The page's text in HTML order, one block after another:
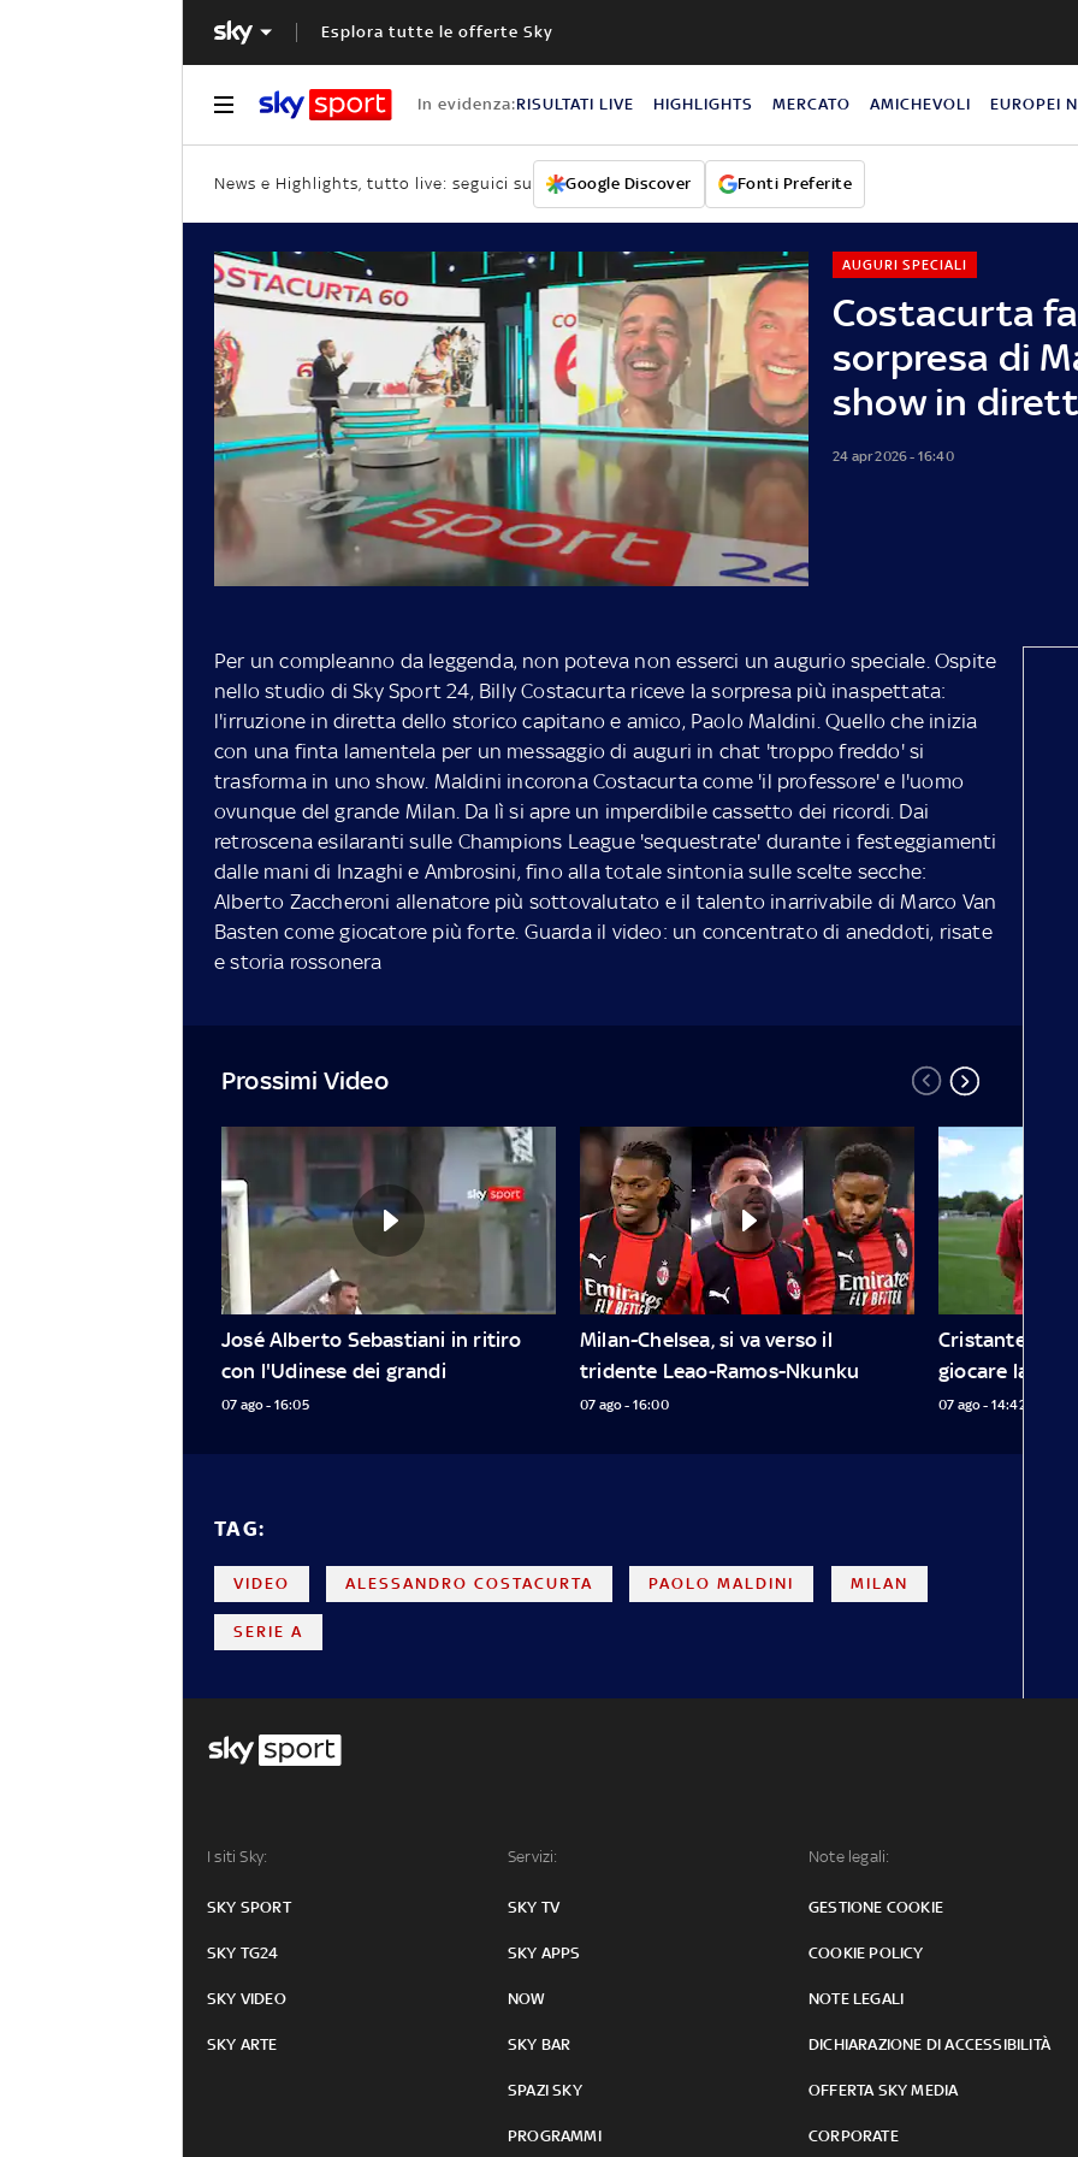
Esplora tutte le offerte Sky
In evidenza:RISULTATI LIVE HIGHLIGHTS MERCATO AMICHEVOLI EUROPEI
News e Highlights, tutto live: seguici su Google Discover Fonti Preferite
Costacurta
sorpresa di
show in
AUGURI SPECIALI
24 apr 2026 - 16:40
Per un compleanno da leggenda, non poteva non esserci un augurio speciale. Ospite
nello studio di Sky Sport 24, Billy Costacurta riceve la sorpresa più inaspettata:
l'irruzione in diretta dello storico capitano e amico, Paolo Maldini. Quello che inizia
con una finta lamentela per un messaggio di auguri in chat 'troppo freddo' si
trasforma in uno show. Maldini incorona Costacurta come 'il professore' e l'uomo
ovunque del grande Milan. Da lì si apre un imperdibile cassetto dei ricordi. Dai
retroscena esilaranti sulle Champions League 'sequestrate' durante i festeggiamenti
dalle mani di Inzaghi e Ambrosini, fino alla totale sintonia sulle scelte secche:
Alberto Zaccheroni allenatore più sottovalutato e il talento inarrivabile di Marco Van
Basten come giocatore più forte. Guarda il video: un concentrato di aneddoti, risate
e storia rossonera
Prossimi Video
José Alberto Sebastiani in ritiro
con l'Udinese dei grandi
07 ago - 16:05
Milan-Chelsea, si va verso il
tridente Leao-Ramos-Nkunku
07 ago - 16:00
Cristante: "C'è
giocare la
07 ago - 14:42
TAG:
VIDEO ALESSANDRO COSTACURTA PAOLO MALDINI MILAN
SERIE A
I siti Sky:
SKY SPORT
SKY TG24
SKY VIDEO
SKY ARTE
Servizi:
SKY TV
SKY APPS
NOW
SKY BAR
SPAZI SKY
PROGRAMMI
Note legali:
GESTIONE COOKIE
COOKIE POLICY
NOTE LEGALI
DICHIARAZIONE DI ACCESSIBILITÀ
OFFERTA SKY MEDIA
CORPORATE